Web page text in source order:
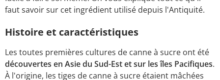
faut savoir sur cet ingrédient utilisé depuis l'Antiquité.
Histoire et caractéristiques
Les toutes premières cultures de canne à sucre ont été
découvertes en Asie du Sud-Est et sur les îles Pacifiques.
À l'origine, les tiges de canne à sucre étaient mâchées